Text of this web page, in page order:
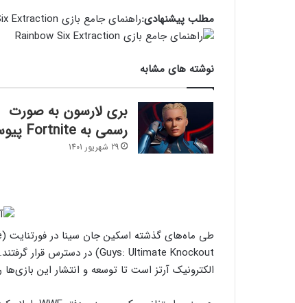
مطلب پیشنهادی:راهنمای جامع بازی Rainbow Six Extraction
نوشته های مشابه
بری لارسون به صورت
رسمی به Fortnite پیوست
29 شهریور 1401
الکترونیک آرتز است تا توسعه و انتشار این بازی‌‌ها